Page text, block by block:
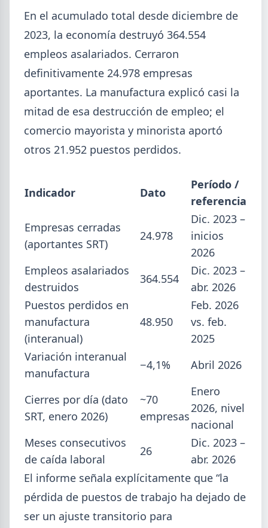
Perfiles.com.ar abrió su tercera
sucursal en zona norte: llegó a San
La distribuidora siderometalúrgica, fundada en
1974 en San Fernando, sumó un local sobre Av.
Andrés Rolón, su primer punto de venta en San
Isidro.
ADIMRA 2026-07-28
Informe ADIMRA junio 2026: la
producción metalúrgica cayó 4,6%
La producción metalúrgica acumula una baja de
En el acumulado total desde diciembre de
2023, la economía destruyó 364.554
empleos asalariados. Cerraron
definitivamente 24.978 empresas
aportantes. La manufactura explicó casi la
mitad de esa destrucción de empleo; el
comercio mayorista y minorista aportó
otros 21.952 puestos perdidos.
Indicador Dato
Período /
referencia
Empresas cerradas
(aportantes SRT)
24.978
Dic. 2023 –
inicios
2026
Empleos asalariados
destruidos
364.554
Dic. 2023 –
abr. 2026
Puestos perdidos en
manufactura
(interanual)
48.950
Feb. 2026
vs. feb.
2025
Variación interanual
manufactura
−4,1% Abril 2026
Cierres por día (dato
SRT, enero 2026)
~70
empresas
Enero
2026, nivel
nacional
Meses consecutivos
de caída laboral
26
Dic. 2023 –
abr. 2026
El informe señala explícitamente que “la
pérdida de puestos de trabajo ha dejado de
ser un ajuste transitorio para